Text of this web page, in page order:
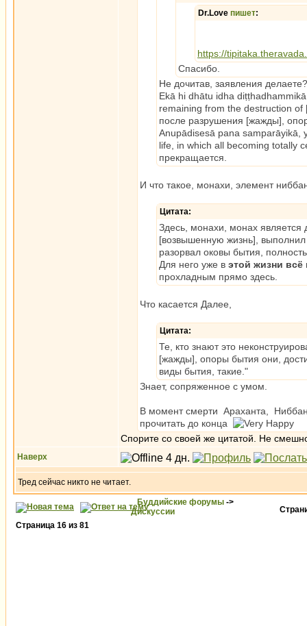
Dr.Love пишет:
https://
Спасибо.
Не дочитав, заявления делаете?
Ekā hi dhātu idha
remaining from the destruction of
после разрушения [жажды],
Anupādisesā pana samparāyikā,
life, in which all becoming totally
прекращается.
И что такое, монахи, элемент
Цитата:
Здесь, монахи, монах
[возвышенную жизнь],
разорвал оковы бытия,
Для него уже в этой жизни всё
прохладным прямо здесь.
Что касается Далее,
Цитата:
Те, кто знают это
[жажды], опоры бытия они,
виды бытия, такие."
Знает, сопряженное с умом.
В момент смерти Араханта,
прочитать до конца
Спорите со своей же цитатой. Не
Наверх
Тред сейчас никто не читает.
Буддийские форумы ->
Дискуссии
Страница 16 из 81